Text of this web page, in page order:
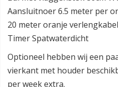
Aansluitnoer 6.5 meter per
20 meter oranje verlengkabel
Timer Spatwaterdicht
Optioneel hebben wij een
vierkant met houder
per week extra.